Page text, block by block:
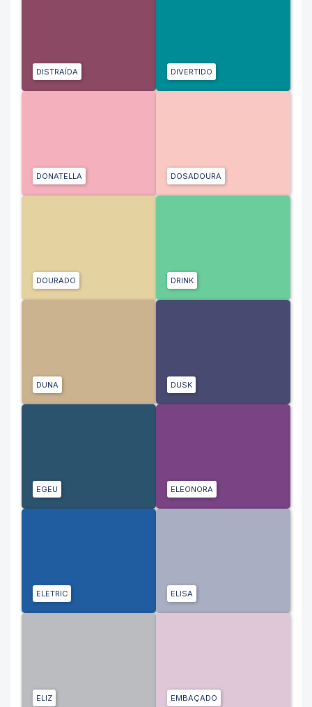
DISTRAÍDA DIVERTIDO
DONATELLA DOSADOURA
DOURADO DRINK
DUNA DUSK
EGEU ELEONORA
ELETRIC ELISA
ELIZ EMBAÇADO